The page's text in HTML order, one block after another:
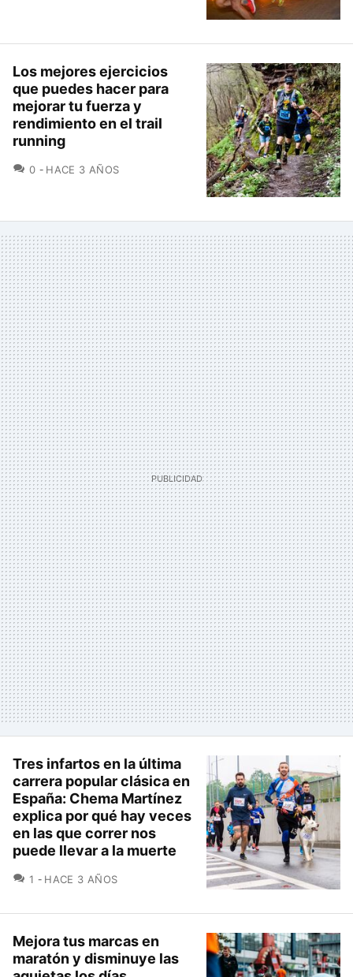
Los mejores ejercicios
que puedes hacer para
mejorar tu fuerza y
rendimiento en el trail
running
0 COMENTARIOS
HACE 3 AÑOS
Tres infartos en la última
carrera popular clásica en
España: Chema Martínez
explica por qué hay veces
en las que correr nos
puede llevar a la muerte
1 COMENTARIOS
HACE 3 AÑOS
Mejora tus marcas en
maratón y disminuye las